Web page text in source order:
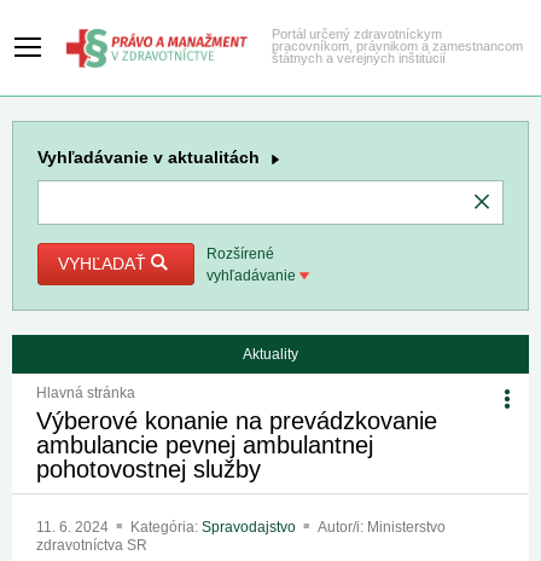
Portál určený zdravotníckym
pracovníkom, právnikom a zamestnancom
štátnych a verejných inštitúcií
Vyhľadávanie v aktualitách
VYHĽADAŤ
Rozšírené
vyhľadávanie
Aktuality
Hlavná stránka
Výberové konanie na prevádzkovanie
ambulancie pevnej ambulantnej
pohotovostnej služby
11. 6. 2024 Kategória: Spravodajstvo
Autor/i: Ministerstvo
zdravotníctva SR